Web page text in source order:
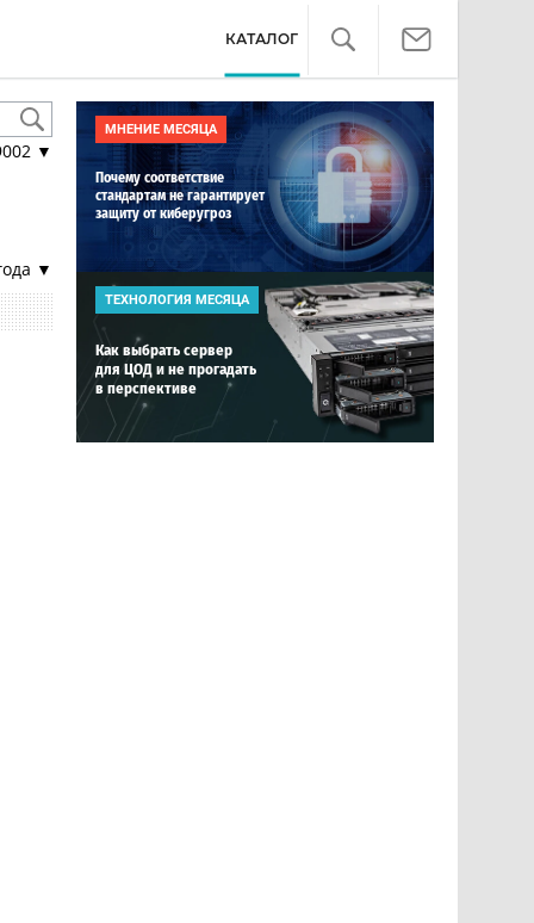
КАТАЛОГ
▼
▼
МНЕНИЕ МЕСЯЦА
Почему соответствие
стандартам не гарантирует
защиту от киберугроз
ТЕХНОЛОГИЯ МЕСЯЦА
Как выбрать сервер
для ЦОД и не прогадать
в перспективе